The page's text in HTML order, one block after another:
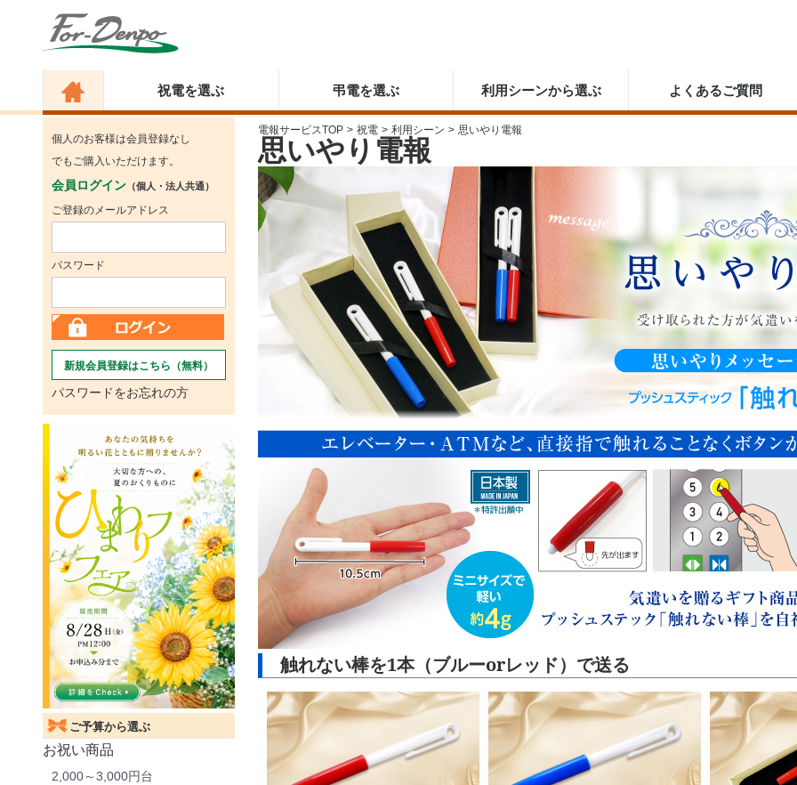
祝電を選ぶ 弔電を選ぶ 利用シーンから選ぶ よくあるご質問
個人のお客様は会員登録なし
でもご購入いただけます。
会員ログイン （個人・法人共通）
ご登録のメールアドレス
パスワード
新規会員登録はこちら（無料）
パスワードをお忘れの方
ご予算から選ぶ
お祝い商品
2,000～3,000円台
電報サービスTOP > 祝電 > 利用シーン > 思いやり電報
思いやり電報
触れない棒を1本（ブルーorレッド）で送る